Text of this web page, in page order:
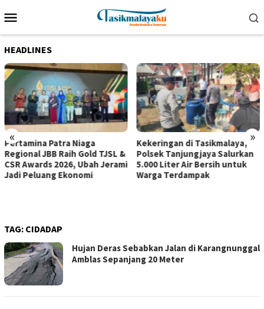
ke
Mobile
HEADLINES
« »
Pertamina Patra Niaga
Regional JBB Raih Gold TJSL &
CSR Awards 2026, Ubah Jerami
Jadi Peluang Ekonomi
Kekeringan di Tasikmalaya,
Polsek Tanjungjaya Salurkan
5.000 Liter Air Bersih untuk
Warga Terdampak
TAG: CIDADAP
Hujan Deras Sebabkan Jalan di Karangnunggal
Amblas Sepanjang 20 Meter